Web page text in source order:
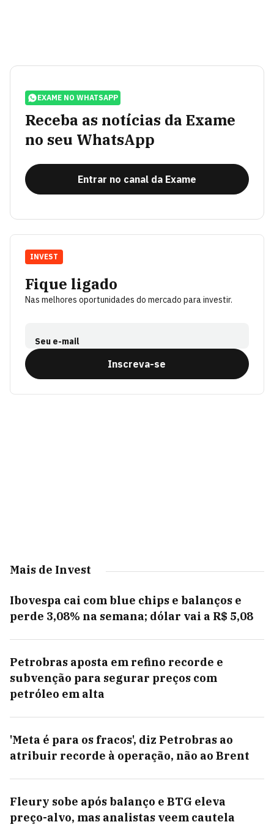
EXAME NO WHATSAPP
Receba as notícias da Exame
no seu WhatsApp
Entrar no canal da Exame
Fique ligado
Nas melhores oportunidades do mercado para investir.
Seu e-mail
Inscreva-se
INVEST
Mais de Invest
Ibovespa cai com blue chips e balanços e
perde 3,08% na semana; dólar vai a R$ 5,08
Petrobras aposta em refino recorde e
subvenção para segurar preços com
petróleo em alta
'Meta é para os fracos', diz Petrobras ao
atribuir recorde à operação, não ao Brent
Fleury sobe após balanço e BTG eleva
preço-alvo, mas analistas veem cautela